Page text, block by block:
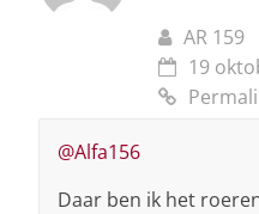
AR 159
19
@Alfa156
Daar ben ik het